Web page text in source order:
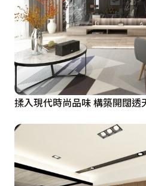
揉入現代時尚品味 構築開闊透